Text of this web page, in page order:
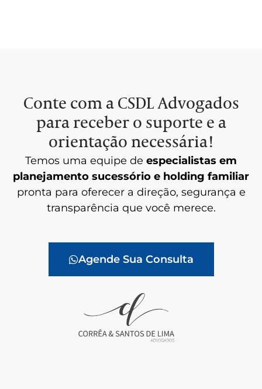
Conte com a CSDL Advogados
para receber o suporte e a
orientação necessária!
Temos uma equipe de especialistas em
planejamento sucessório e holding familiar
pronta para oferecer a direção, segurança e
transparência que você merece.
Agende Sua Consulta